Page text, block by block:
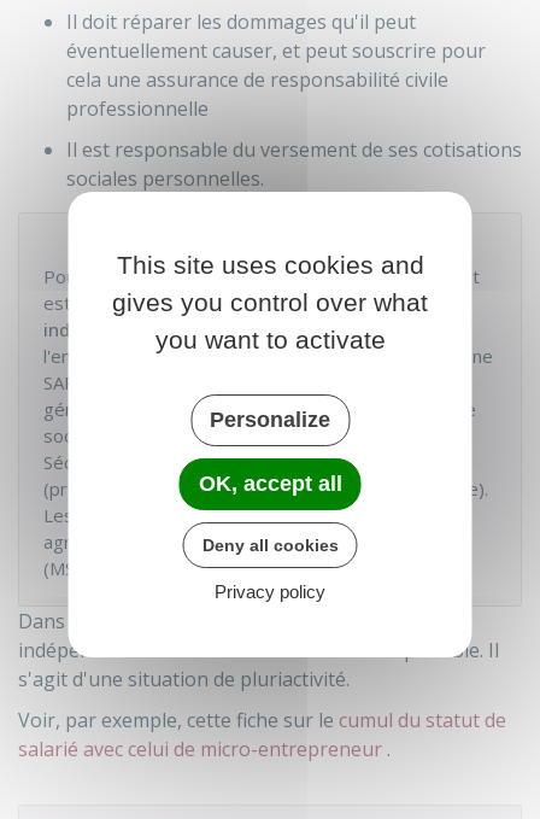
Il doit réparer les dommages qu'il peut
éventuellement causer, et peut souscrire pour
cela une assurance de responsabilité civile
professionnelle
Il est responsable du versement de ses cotisations
sociales personnelles.
Pour sa protection sociale, le travailleur indépendant
est rattaché au régime de sécurité sociale des
indépendants (cela concerne par exemple
l'entrepreneur individuel ou le gérant majoriraire d'une
SARL
général de la sécurité sociale. Certains dirigeants de
sociétés sont " assimilés salariés " au sens de la
Sécurité sociale et cotisent au régime général
(président ou directeur général deSAS
par exemple).
Les travailleurs indépendants des professions
agricoles relèvent de la Mutualité sociale agricole
(MSA).
Dans certaines conditions, l'exercice d'une activité
indépendante et d'une activité salariée est possible. Il
s'agit d'une situation de pluriactivité.
Voir, par exemple, cette fiche sur le cumul du statut de
salarié avec celui de micro-entrepreneur .
This site uses cookies and
gives you control over what
you want to activate
Personalize
OK, accept all
Deny all cookies
Privacy policy